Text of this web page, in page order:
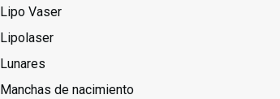
Lipo Vaser
Lipolaser
Lunares
Manchas de nacimiento